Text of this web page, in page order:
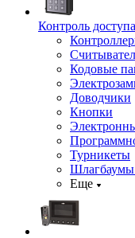
Контроль доступа
Кодовые
Доводчики
Кнопки
Турникеты
Шлагбаумы
Еще